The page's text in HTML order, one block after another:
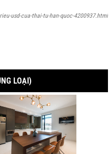
usd-cua-thai-tu-han-quoc-4200937.html
LOẠI)